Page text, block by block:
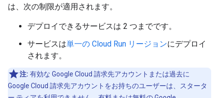
は、次の制限が適用されます。
デプロイできるサービスは 2 つまでです。
サービスは単一の Cloud Run リージョンにデプロイ
されます。
注: 有効な Google Cloud 請求先アカウントまたは過去に
Google Cloud 請求先アカウントをお持ちのユーザーは、スタータ